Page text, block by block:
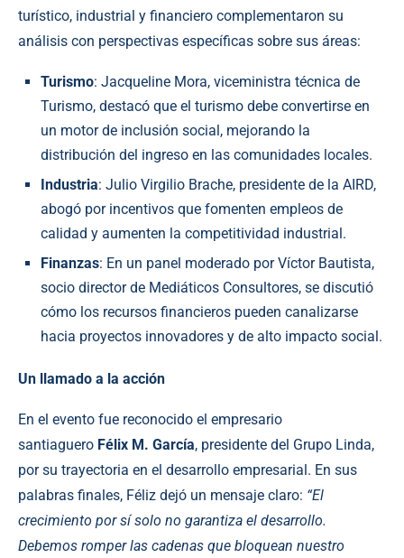
turístico, industrial y financiero complementaron su
análisis con perspectivas específicas sobre sus áreas:
Turismo: Jacqueline Mora, viceministra técnica de
Turismo, destacó que el turismo debe convertirse en
un motor de inclusión social, mejorando la
distribución del ingreso en las comunidades locales.
Industria: Julio Virgilio Brache, presidente de la AIRD,
abogó por incentivos que fomenten empleos de
calidad y aumenten la competitividad industrial.
Finanzas: En un panel moderado por Víctor Bautista,
socio director de Mediáticos Consultores, se discutió
cómo los recursos financieros pueden canalizarse
hacia proyectos innovadores y de alto impacto social.
Un llamado a la acción
En el evento fue reconocido el empresario
santiaguero Félix M. García, presidente del Grupo Linda,
por su trayectoria en el desarrollo empresarial. En sus
palabras finales, Féliz dejó un mensaje claro: “El
crecimiento por sí solo no garantiza el desarrollo.
Debemos romper las cadenas que bloquean nuestro